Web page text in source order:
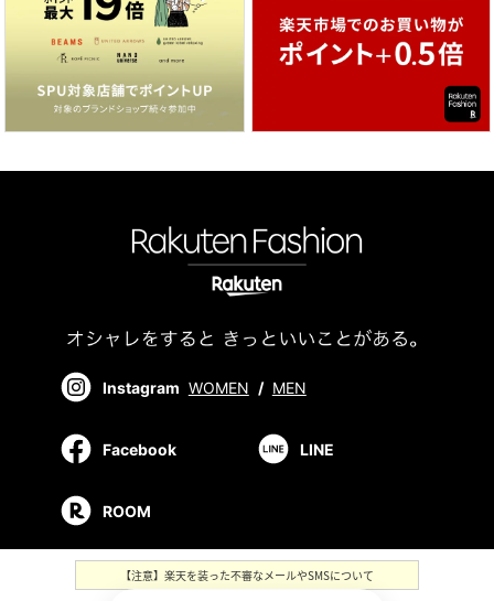
Instagram WOMEN / MEN
Facebook LINE
ROOM
【注意】楽天を装った不審なメールやSMSについて